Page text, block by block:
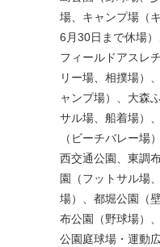
場、キャンプ場（
6月30日まで休場）
フィールドアスレ
リー場、相撲場）
ャンプ場）、大森
サル場、船着場）
（ビーチバレー場
西交通公園、東調
園（フットサル場
場）、都堀公園（
布公園（野球場）
公園庭球場・運動